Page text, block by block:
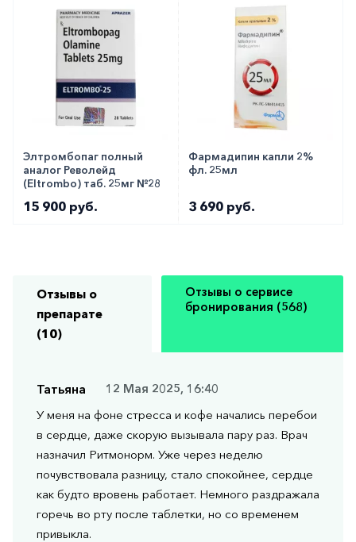
Элтромбопаг полный
аналог Револейд
(Eltrombo) таб. 25мг №28
15 900 руб.
Фармадипин капли 2%
фл. 25мл
3 690 руб.
Отзывы о
препарате
(10)
Отзывы о сервисе
бронирования (568)
Татьяна
12 Мая 2025, 16:40
У меня на фоне стресса и кофе начались перебои
в сердце, даже скорую вызывала пару раз. Врач
назначил Ритмонорм. Уже через неделю
почувствовала разницу, стало спокойнее, сердце
как будто вровень работает. Немного раздражала
горечь во рту после таблетки, но со временем
привыкла.